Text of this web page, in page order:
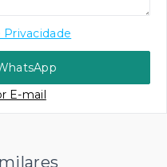
Privacidade
E-mail